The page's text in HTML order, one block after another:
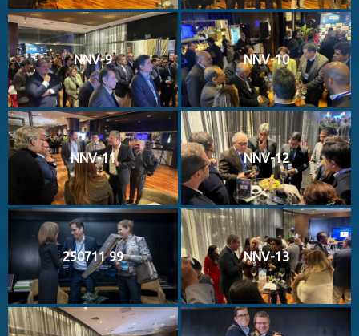
NNV-9 NNV-10
NNV-11 NNV-12
250711 99 NNV-13